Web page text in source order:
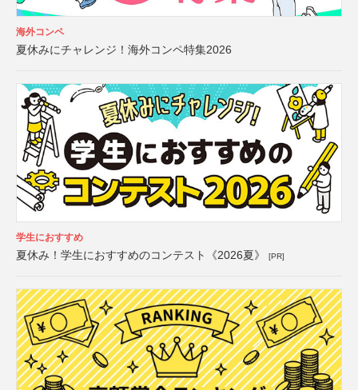
海外コンペ
夏休みにチャレンジ！海外コンペ特集2026
学生におすすめ
夏休み！学生におすすめのコンテスト《2026夏》 [PR]